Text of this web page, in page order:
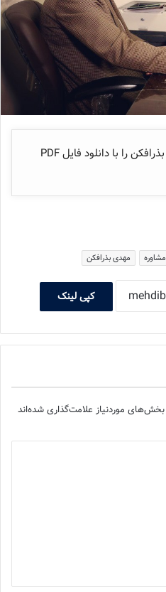
شرح فعالیت های کاری مهدی بذرافکن را با دانلود فایل PDF
مشاوره مهدی بذرافکن
کپی لینک
بخش‌های موردنیاز علامت‌گذاری شده‌اند